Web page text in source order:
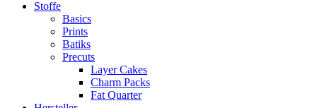
Stoffe
Basics
Prints
Batiks
Precuts
Layer Cakes
Charm Packs
Fat Quarter